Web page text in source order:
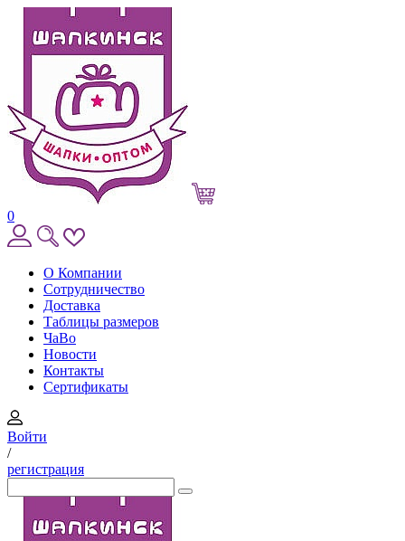
0
О Компании
Сотрудничество
Доставка
Таблицы размеров
ЧаВо
Новости
Контакты
Сертификаты
Войти
/
регистрация